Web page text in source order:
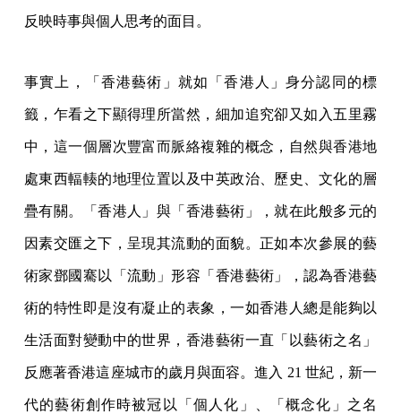
反映時事與個人思考的面目。
事實上，「香港藝術」就如「香港人」身分認同的標
籤，乍看之下顯得理所當然，細加追究卻又如入五里霧
中，這一個層次豐富而脈絡複雜的概念，自然與香港地
處東西輻輳的地理位置以及中英政治、歷史、文化的層
疊有關。「香港人」與「香港藝術」，就在此般多元的
因素交匯之下，呈現其流動的面貌。正如本次參展的藝
術家鄧國騫以「流動」形容「香港藝術」，認為香港藝
術的特性即是沒有凝止的表象，一如香港人總是能夠以
生活面對變動中的世界，香港藝術一直「以藝術之名」
反應著香港這座城市的歲月與面容。進入 21 世紀，新一
代的藝術創作時被冠以「個人化」、「概念化」之名